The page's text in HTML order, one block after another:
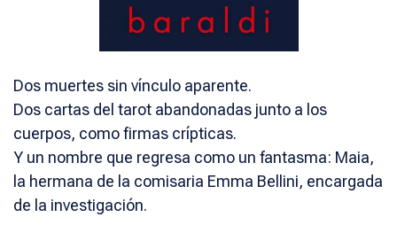
Dos muertes sin vínculo aparente.
Dos cartas del tarot abandonadas junto a los
cuerpos, como firmas crípticas.
Y un nombre que regresa como un fantasma: Maia,
la hermana de la comisaria Emma Bellini, encargada
de la investigación.